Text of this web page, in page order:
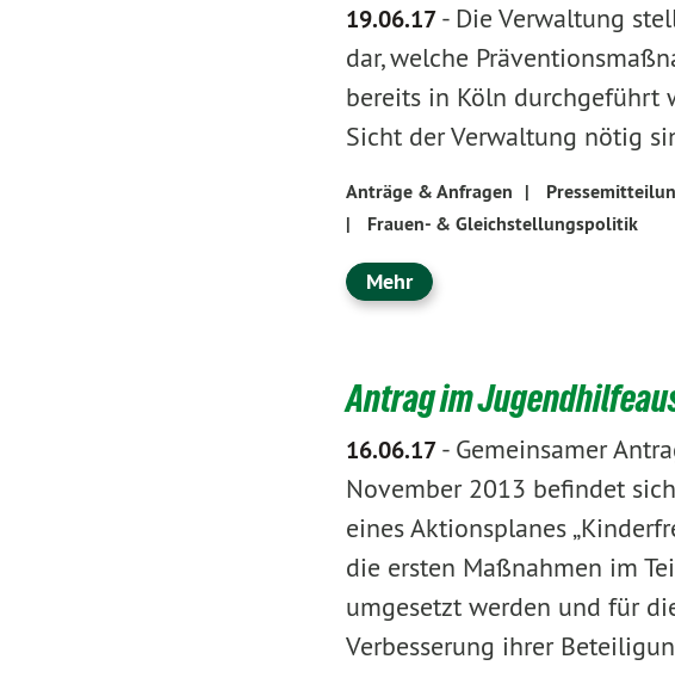
19.06.17- Die Verwaltung
dar, welche
bereits in Köln durchgeführt
Sicht der Verwaltung nötig
Anträge & Anfragen |
|
Frauen- & Gleichstellungspolitik
Mehr
Antrag im
16.06.17- Gemeinsamer
November 2013 befindet
eines Aktionsplanes
die ersten Maßnahmen im
umgesetzt werden und für
Verbesserung ihrer